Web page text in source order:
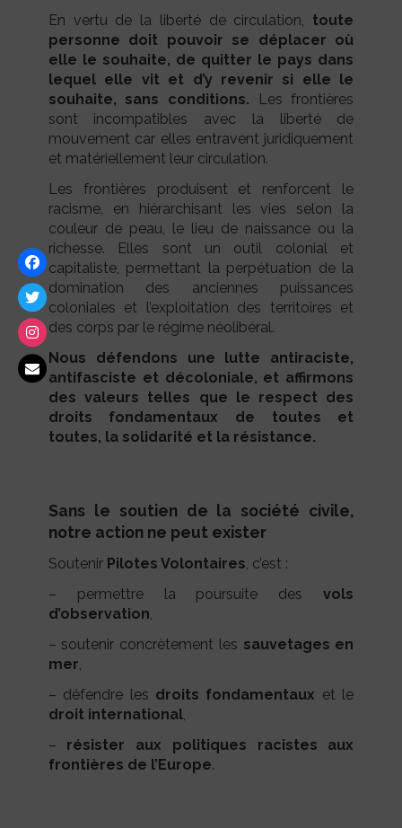
En vertu de la liberté de circulation, toute
personne doit pouvoir se déplacer où
elle le souhaite, de quitter le pays dans
lequel elle vit et d’y revenir si elle le
souhaite, sans conditions. Les frontières
sont incompatibles avec la liberté de
mouvement car elles entravent juridiquement
et matériellement leur circulation.
Les frontières produisent et renforcent le
racisme, en hiérarchisant les vies selon la
couleur de peau, le lieu de naissance ou la
richesse. Elles sont un outil colonial et
capitaliste, permettant la perpétuation de la
domination des anciennes puissances
coloniales et l’exploitation des territoires et
des corps par le régime néolibéral.
Nous défendons une lutte antiraciste,
antifasciste et décoloniale, et affirmons
des valeurs telles que le respect des
droits fondamentaux de toutes et
toutes, la solidarité et la résistance.
Sans le soutien de la société civile,
notre action ne peut exister
SoutenirPilotes Volontaires, c’est :
– permettre la poursuite desvols
d’observation,
– soutenir concrètement les sauvetages en
mer,
– défendre les droits fondamentaux et le
droit international,
– résister aux politiques racistes aux
frontières de l’Europe.